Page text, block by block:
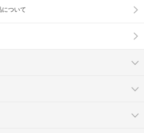
について